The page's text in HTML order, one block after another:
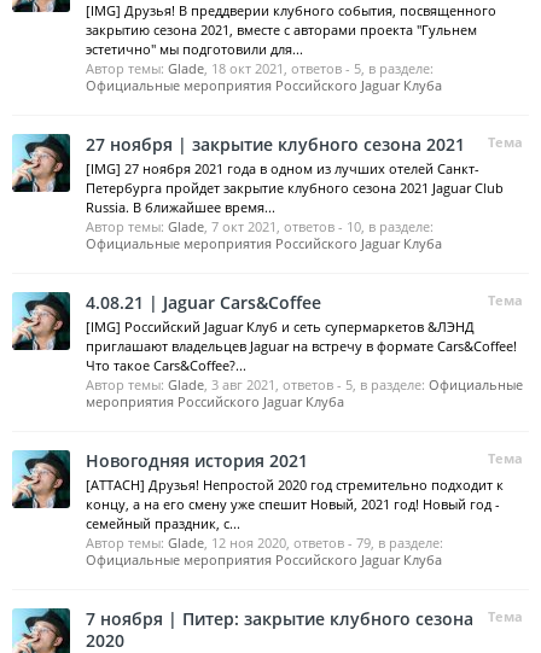
[IMG] Друзья! В преддверии клубного события, посвященного
закрытию сезона 2021, вместе с авторами проекта "Гульнем
эстетично" мы подготовили для...
Автор темы: Glade, 18 окт 2021 , ответов - 5, в разделе:
Официальные мероприятия Российского Jaguar Клуба
Тема
27 ноября | закрытие клубного сезона 2021
[IMG] 27 ноября 2021 года в одном из лучших отелей Санкт-
Петербурга пройдет закрытие клубного сезона 2021 Jaguar Club
Russia. В ближайшее время...
Автор темы: Glade, 7 окт 2021 , ответов - 10, в разделе:
Официальные мероприятия Российского Jaguar Клуба
Тема
4.08.21 | Jaguar Cars&Coffee
[IMG] Российский Jaguar Клуб и сеть супермаркетов &ЛЭНД
приглашают владельцев Jaguar на встречу в формате Cars&Coffee!
Что такое Сars&Coffee?...
Автор темы: Glade, 3 авг 2021 , ответов - 5, в разделе: Официальные
мероприятия Российского Jaguar Клуба
Тема
Новогодняя история 2021
[ATTACH] Друзья! Непростой 2020 год стремительно подходит к
концу, а на его смену уже спешит Новый, 2021 год! Новый год -
семейный праздник, с...
Автор темы: Glade, 12 ноя 2020, ответов - 79, в разделе:
Официальные мероприятия Российского Jaguar Клуба
Тема
7 ноября | Питер: закрытие клубного сезона
2020